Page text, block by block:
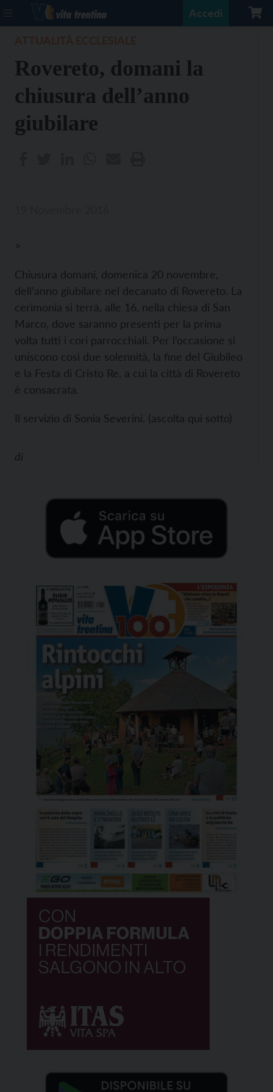
Accedi
Rovereto, domani la
chiusura dell’anno
giubilare
>
Chiusura domani, domenica 20 novembre,
dell’anno giubilare nel decanato di Rovereto. La
cerimonia si terrà, alle 16, nella chiesa di San
Marco, dove saranno presenti per la prima
volta tutti i cori parrocchiali. Per l’occasione si
uniscono così due solennità, la fine del Giubileo
e la Festa di Cristo Re, a cui la città di Rovereto
è consacrata.
Il servizio di Sonia Severini. (ascolta qui sotto)
di